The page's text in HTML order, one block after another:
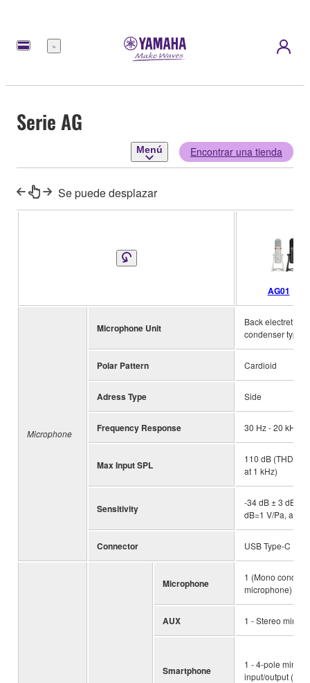
Menú
Serie AG
Menú Encontrar una tienda
Se puede desplazar
AG01
Microphone
Microphone Unit
Back electret
condenser type
Polar Pattern Cardioid
Adress Type Side
Frequency Response 30 Hz - 20 kHz
Max Input SPL
110 dB (THD
at 1 kHz)
Sensitivity
-34 dB ± 3 dB (0
dB=1 V/Pa, at 1
Connector USB Type-C
Microphone
1 (Mono
microphone)
AUX 1 - Stereo mini
Smartphone
1 - 4-pole mini
input/output